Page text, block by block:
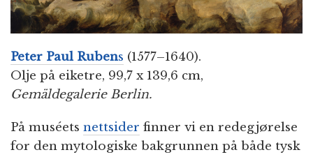
Peter Paul Rubens (1577–1640).
Olje på eiketre, 99,7 x 139,6 cm,
Gemäldegalerie Berlin.
På muséets nettsider finner vi en redegjørelse
for den mytologiske bakgrunnen på både tysk